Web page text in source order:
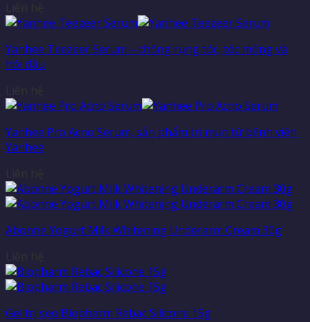
Yanhee Teezeer Serum – chống rụng tóc, tóc mỏng và
hói đầu
Yanhee Pro Acno Serum, sản phẩm trị mụn từ bệnh viện
Yanhee
Abonne Yogurt Milk Whitening Underarm Cream 30g
Gel trị sẹo Biopharm Rebac Silicone 15g